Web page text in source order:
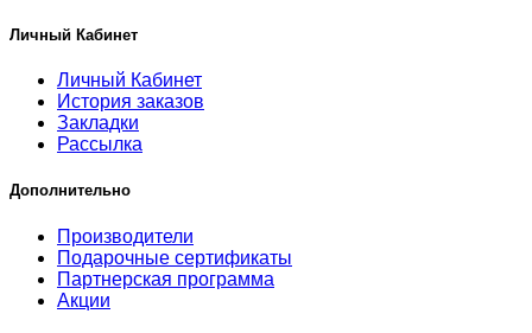
Личный Кабинет
Личный Кабинет
История заказов
Закладки
Рассылка
Дополнительно
Производители
Подарочные сертификаты
Партнерская программа
Акции